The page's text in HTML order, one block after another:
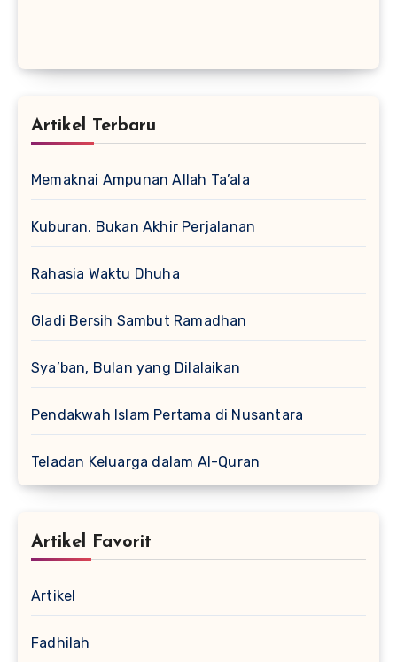
Artikel Terbaru
Memaknai Ampunan Allah Ta’ala
Kuburan, Bukan Akhir Perjalanan
Rahasia Waktu Dhuha
Gladi Bersih Sambut Ramadhan
Sya’ban, Bulan yang Dilalaikan
Pendakwah Islam Pertama di Nusantara
Teladan Keluarga dalam Al-Quran
Artikel Favorit
Artikel
Fadhilah